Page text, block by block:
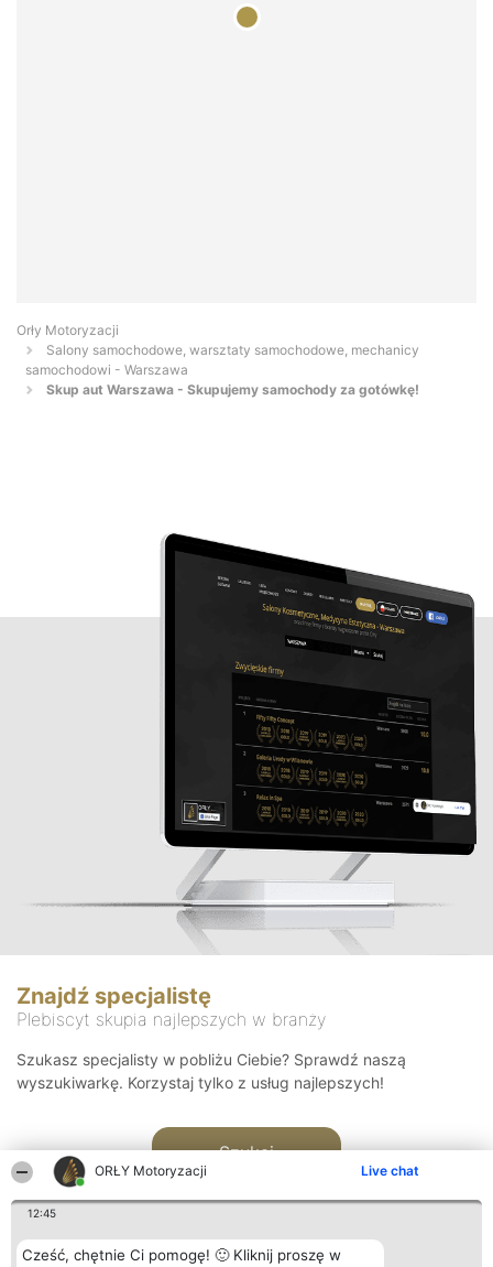
ORŁY Motoryzacji Live chat
12:45
Cześć, chętnie Ci pomogę! 🙂 Kliknij proszę w
Orły Motoryzacji
Salony samochodowe, warsztaty samochodowe, mechanicy
samochodowi - Warszawa
Skup aut Warszawa - Skupujemy samochody za gotówkę!
Znajdź specjalistę
Plebiscyt skupia najlepszych w branży
Szukasz specjalisty w pobliżu Ciebie? Sprawdź naszą
wyszukiwarkę. Korzystaj tylko z usług najlepszych!
Szukaj